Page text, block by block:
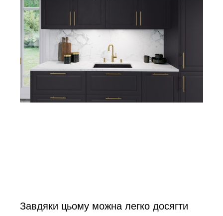
Завдяки цьому можна легко досягти